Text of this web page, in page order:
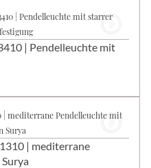
| Pendelleuchte mit
| mediterrane